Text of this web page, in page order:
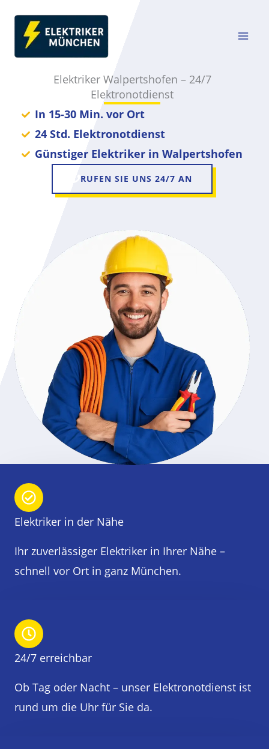
Inhalt
springen
Elektriker Walpertshofen – 24/7
Elektronotdienst
In 15-30 Min. vor Ort
24 Std. Elektronotdienst
Günstiger Elektriker in Walpertshofen
RUFEN SIE UNS 24/7 AN
Elektriker in der Nähe
Ihr zuverlässiger Elektriker in Ihrer Nähe –
schnell vor Ort in ganz München.
24/7 erreichbar
Ob Tag oder Nacht – unser Elektronotdienst ist
rund um die Uhr für Sie da.